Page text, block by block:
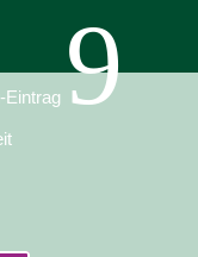
Eintrag 9